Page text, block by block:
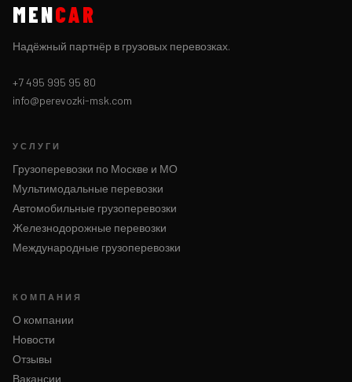
MENCAR
Надёжный партнёр в грузовых перевозках.
+7 495 995 95 80
info@perevozki-msk.com
УСЛУГИ
Грузоперевозки по Москве и МО
Мультимодальные перевозки
Автомобильные грузоперевозки
Железнодорожные перевозки
Международные грузоперевозки
КОМПАНИЯ
О компании
Новости
Отзывы
Вакансии